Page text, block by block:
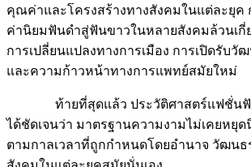
ค่านิยมฟันดำสู่ฟันขาวในหลายสังคมล้วนเ
การเปลี่ยนแปลงทางการเมือง การเปิดรับวั
และความก้าวหน้าทางการแพทย์สมัยใหม่
ได้ชัดเจนว่า มาตรฐานความงามไม่เคยหยุ
ตามกาลเวลาที่ถูกกำหนดโดยอำนาจ วัฒนธ
สังคมในแต่ละยุคสมัยนั่นเอง